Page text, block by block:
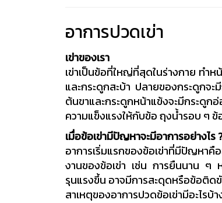
อาการปวดเข่า
เข่าของเรา
เข่าเป็นข้อที่ใหญ่ที่สุดในร่างกาย ทำ
และกระดูกสะบ้า ปลายของกระดูกจ
ต้นขาและกระดูกหน้าแข้งจะมีกระดู
ความแข็งแรงให้กับข้อ ถุงน้ำรอบ ๆ ข้
เมื่อข้อเข่ามีปัญหาจะมีอาการอย่างไร
อาการเริ่มแรกของข้อเข่าที่มีปัญหาคื
งานของข้อเข่า เช่น การยืนนาน ๆ
รุนแรงขึ้น อาจมีการสะดุดหรือข้อติด
สาเหตุของอาการปวดข้อเข่ามีอะไรบ้า